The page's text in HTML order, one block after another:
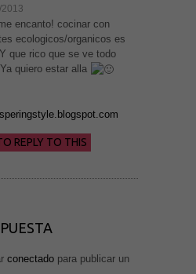
encanto! cocinar con
ecologicos/organicos es
que rico que se ve todo
quiero estar alla
REPLY TO THIS
conectado para publicar un